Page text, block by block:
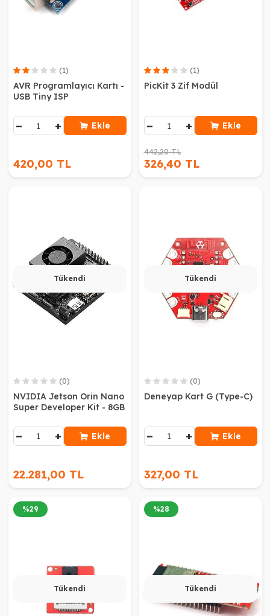
(1)
AVR Programlayıcı Kartı -
USB Tiny ISP
− + Ekle
420,00 TL
(1)
PicKit 3 Zif Modül
− + Ekle
442,20 TL
326,40 TL
Tükendi
(0)
NVIDIA Jetson Orin Nano
Super Developer Kit - 8GB
− + Ekle
22.281,00 TL
Tükendi
(0)
Deneyap Kart G (Type-C)
− + Ekle
327,00 TL
Tükendi
%29
Tükendi
%28